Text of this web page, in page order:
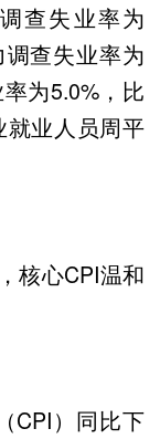
查失业率为
查失业率为
为5.0%，比
业人员周平
心CPI温和
）同比下